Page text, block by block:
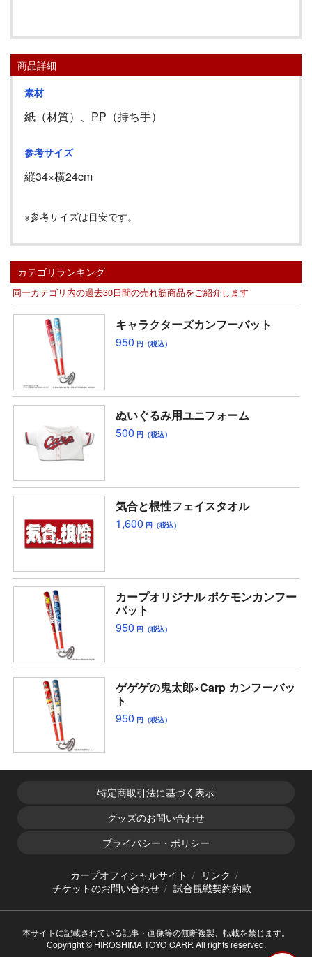
商品詳細
素材
紙（材質）、PP（持ち手）
参考サイズ
縦34×横24cm
※参考サイズは目安です。
カテゴリランキング
同一カテゴリ内の過去30日間の売れ筋商品をご紹介します
キャラクターズカンフーバット
950 円（税込）
ぬいぐるみ用ユニフォーム
500 円（税込）
気合と根性フェイスタオル
1,600 円（税込）
カープオリジナル ポケモンカンフー
バット
950 円（税込）
ゲゲゲの鬼太郎×Carp カンフーバッ
ト
950 円（税込）
特定商取引法に基づく表示
グッズのお問い合わせ
プライバシー・ポリシー
カープオフィシャルサイト
リンク
チケットのお問い合わせ
試合観戦契約約款
本サイトに記載されている記事・画像等の無断複製、転載を禁じます。
Copyright © HIROSHIMA TOYO CARP. All rights reserved.